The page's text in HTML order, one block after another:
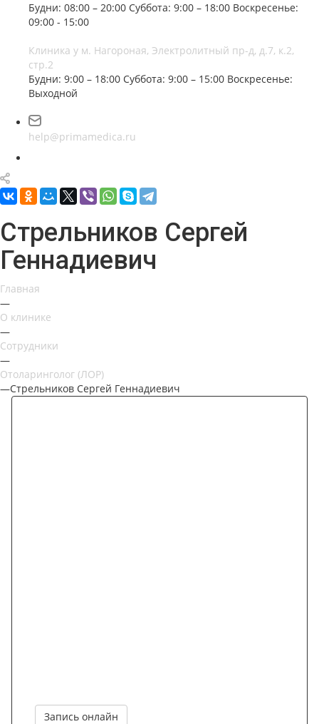
Будни: 08:00 – 20:00 Суббота: 9:00 – 18:00 Воскресенье:
09:00 - 15:00
Клиника у м. Нагороная, Электролитный пр-д, д.7, к.2,
стр.2
Будни: 9:00 – 18:00 Суббота: 9:00 – 15:00 Воскресенье:
Выходной
help@primamedica.ru
Стрельников Сергей
Геннадиевич
Главная
—
О клинике
—
Сотрудники
—
Отоларинголог (ЛОР)
—Стрельников Сергей Геннадиевич
Запись онлайн